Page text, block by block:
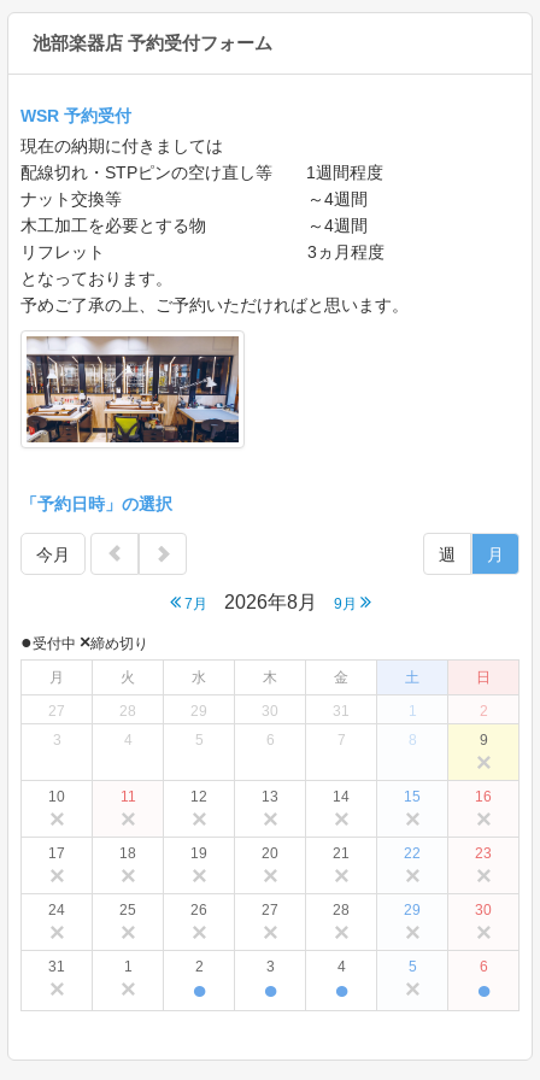
池部楽器店 予約受付フォーム
WSR 予約受付
現在の納期に付きましては
配線切れ・STPピンの空け直し等 1週間程度
ナット交換等 ～4週間
木工加工を必要とする物 ～4週間
リフレット 3ヵ月程度
となっております。
予めご了承の上、ご予約いただければと思います。
「予約日時」の選択
今月
7月 2026年8月 9月
週 月
●受付中 ×締め切り
月
火 水 木 金 土
日
27
28 29 30 31 1
2
3
4 5 6 7 8 9
×
10
×
11
×
12
×
13
×
14
×
15
×
16
×
17
×
18
×
19
×
20
×
21
×
22
×
23
×
24
×
25
×
26
×
27
×
28
×
29
×
30
×
31
×
1
×
2
●
3
●
4
●
5
×
6
●